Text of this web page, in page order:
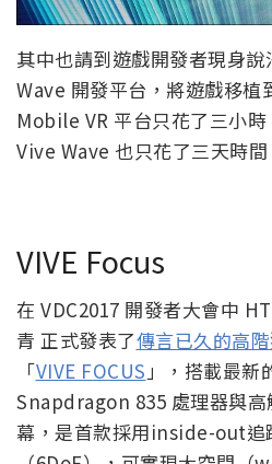
其中也請到遊戲開發者現身
Wave 開發平台，將遊戲移植
Mobile VR 平台只花了三小
Vive Wave 也只花了三天時間
VIVE Focus
在 VDC2017 開發者大會中
青 正式發表了傳言已久的高
「VIVE FOCUS」，搭載最新
Snapdragon 835 處理器與高
幕，是首款採用inside-out追